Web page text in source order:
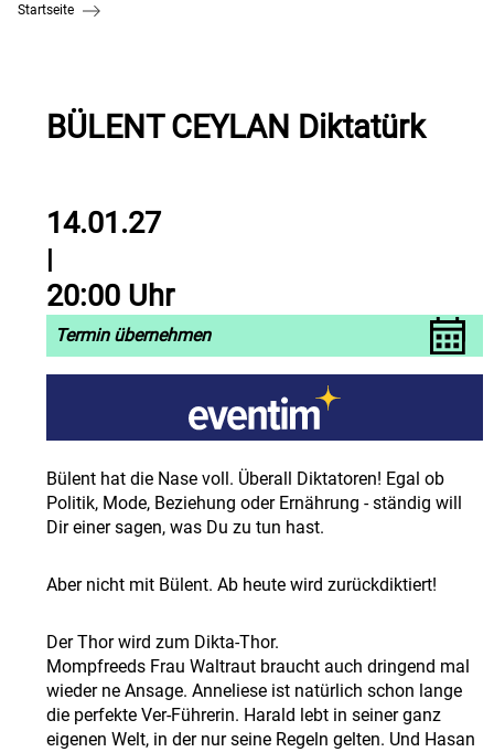
Startseite
BÜLENT CEYLAN Diktatürk
14.01.27
20:00 Uhr
Termin übernehmen
Bülent hat die Nase voll. Überall Diktatoren! Egal ob
Politik, Mode, Beziehung oder Ernährung - ständig will
Dir einer sagen, was Du zu tun hast.
Aber nicht mit Bülent. Ab heute wird zurückdiktiert!
Der Thor wird zum Dikta-Thor.
Mompfreeds Frau Waltraut braucht auch dringend mal
wieder ne Ansage. Anneliese ist natürlich schon lange
die perfekte Ver-Führerin. Harald lebt in seiner ganz
eigenen Welt, in der nur seine Regeln gelten. Und Hasan